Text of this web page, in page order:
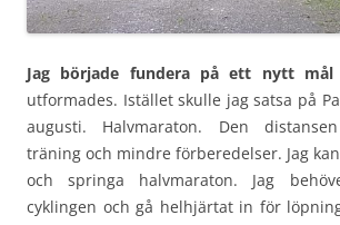
Jag började fundera på ett nytt mål
utformades. Istället skulle jag satsa på
augusti. Halvmaraton. Den
träning och mindre förberedelser. Jag
och springa halvmaraton. Jag
cyklingen och gå helhjärtat in för